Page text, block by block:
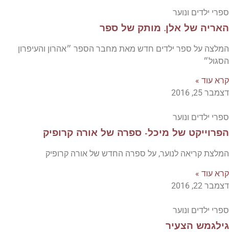
ספרי ילדים ונוער
האריה של אלן. מותק של ספר
המלצה על ספר ילדים חדש מאת מחבר הספר ״אהרון והעיפרון
הסגול״
קרא עוד »
דצמבר 25, 2016
ספרי ילדים ונוער
הפרוייקט של מיכל- ספרה של אורה קרופיק
המלצת קריאה לנוער, על ספרה החדש של אורה קרופיק
קרא עוד »
דצמבר 22, 2016
ספרי ילדים ונוער
גילגמש הצעיר